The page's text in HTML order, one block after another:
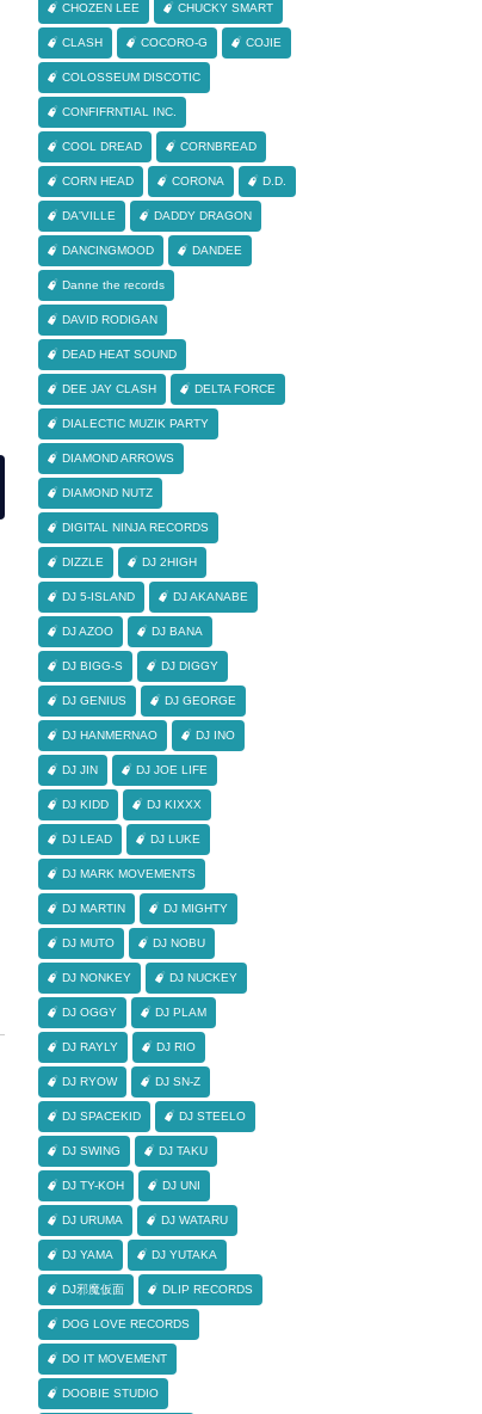
CHOZEN LEE CHUCKY SMART
CLASH COCORO-G COJIE
COLOSSEUM DISCOTIC
CONFIFRNTIAL INC.
COOL DREAD CORNBREAD
CORN HEAD CORONA D.D.
DA'VILLE DADDY DRAGON
DANCINGMOOD DANDEE
Danne the records
DAVID RODIGAN
DEAD HEAT SOUND
DEE JAY CLASH DELTA FORCE
DIALECTIC MUZIK PARTY
DIAMOND ARROWS
DIAMOND NUTZ
DIGITAL NINJA RECORDS
DIZZLE DJ 2HIGH
DJ 5-ISLAND DJ AKANABE
DJ AZOO DJ BANA
DJ BIGG-S DJ DIGGY
DJ GENIUS DJ GEORGE
DJ HANMERNAO DJ INO
DJ JIN DJ JOE LIFE
DJ KIDD DJ KIXXX
DJ LEAD DJ LUKE
DJ MARK MOVEMENTS
DJ MARTIN DJ MIGHTY
DJ MUTO DJ NOBU
DJ NONKEY DJ NUCKEY
DJ OGGY DJ PLAM
DJ RAYLY DJ RIO
DJ RYOW DJ SN-Z
DJ SPACEKID DJ STEELO
DJ SWING DJ TAKU
DJ TY-KOH DJ UNI
DJ URUMA DJ WATARU
DJ YAMA DJ YUTAKA
DJ邪魔仮面 DLIP RECORDS
DOG LOVE RECORDS
DO IT MOVEMENT
DOOBIE STUDIO